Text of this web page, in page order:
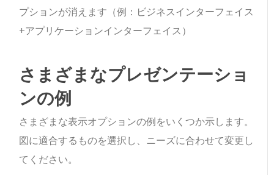
プションが消えます（例：ビジネスインターフェイス
+アプリケーションインターフェイス）
さまざまなプレゼンテーショ
ンの例
さまざまな表示オプションの例をいくつか示します。
図に適合するものを選択し、ニーズに合わせて変更し
てください。